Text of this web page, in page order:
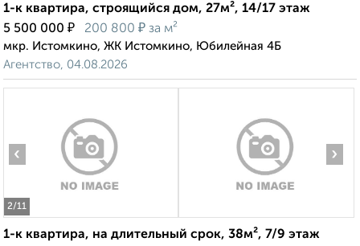
1-к квартира, строящийся дом, 27м², 14/17 этаж
5 500 000 ₽ 200 800 ₽ за м²
мкр. Истомкино, ЖК Истомкино, Юбилейная 4Б
Агентство, 04.08.2026
2/11
‹ ›
1-к квартира, на длительный срок, 38м², 7/9 этаж